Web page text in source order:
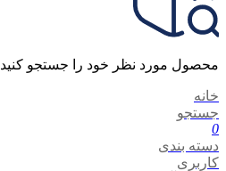
محصول مورد نظر خود را جستجو
خانه
جستجو
0
دسته بندی
کاربری